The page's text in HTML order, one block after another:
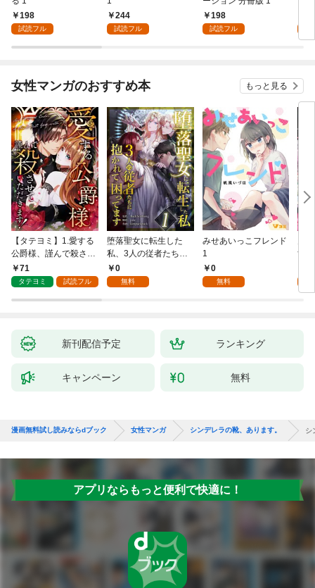
198
試読フル
244
試読フル
198
試読フル
女性マンガのおすすめ本 もっと見る
【タテヨミ】1.愛する
公爵様、謹んで殺させ
ていただきます！
71
タテヨミ 試読フル
堕落聖女に転生した
私、3人の従者たちに
抱かれて困ってます 第
1話
0
無料
みせあいっこフレンド
1
0
無料
す
ま
新刊配信予定 ランキング
キャンペーン 無料
漫画無料試し読みならdブック 女性マンガ シンデレラの靴、あります。 シ
アプリならもっと便利で快適に！